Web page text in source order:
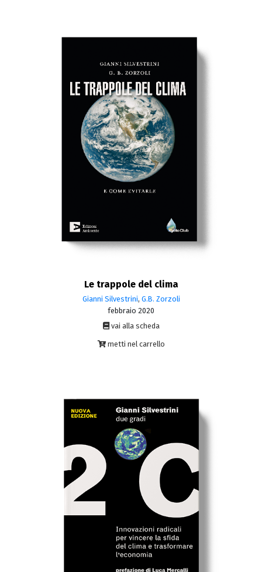
Le trappole del clima
Gianni Silvestrini, G.B. Zorzoli
febbraio 2020
vai alla scheda
metti nel carrello